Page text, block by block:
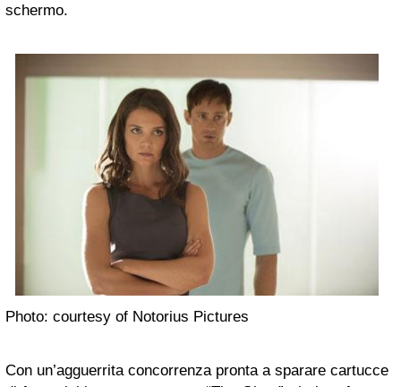
schermo.
Photo: courtesy of Notorius Pictures
Con un’agguerrita concorrenza pronta a sparare cartucce